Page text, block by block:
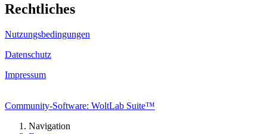
Rechtliches
Nutzungsbedingungen
Datenschutz
Impressum
Community-Software: WoltLab Suite™
Navigation